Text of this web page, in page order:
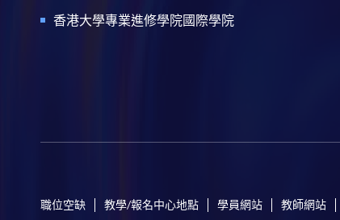
香港大學專業進修學院國際學院
職位空缺 教學/報名中心地點 學員網站 教師網站